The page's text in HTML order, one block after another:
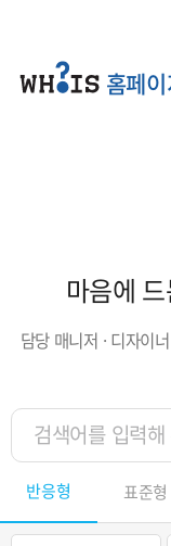
홈페
마음에
담당 매니저 · 디자이
반응형 표준형